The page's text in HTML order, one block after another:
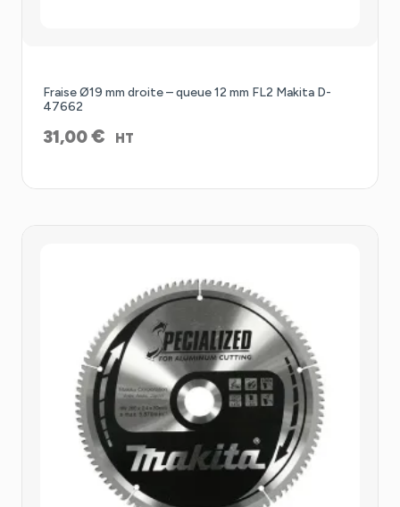
Fraise Ø19 mm droite – queue 12 mm FL2 Makita D-
47662
31,00€ HT